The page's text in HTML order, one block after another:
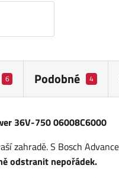
6 Podobné 4
36V-750 06008C6000
zahradě. S Bosch
odstranit nepořádek.